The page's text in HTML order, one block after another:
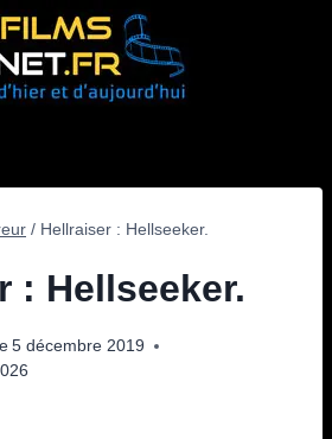
/ Hellraiser : Hellseeker.
: Hellseeker.
5 décembre 2019